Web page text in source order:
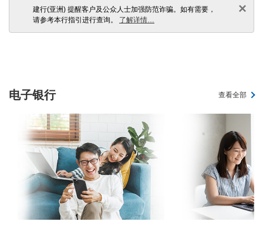
×
建行(亚洲) 提醒客户及公众人士加强防范诈骗。如有需要，
请参考本行指引进行查询。 了解详情…
电子银行 查看全部